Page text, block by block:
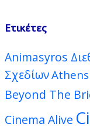
Ετικέτες
Animasyros
Σχεδίων
Beyond The
Cinema Alive